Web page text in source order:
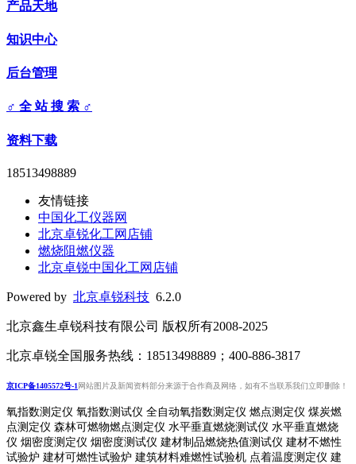
产品天地
知识中心
后台管理
♂ 全 站 搜 索 ♂
资料下载
18513498889
友情链接
中国化工仪器网
北京卓锐化工网店铺
燃烧阻燃仪器
北京卓锐中国化工网店铺
Powered by 北京卓锐科技 6.2.0
北京鑫生卓锐科技有限公司 版权所有2008-2025
北京卓锐全国服务热线：18513498889；400-886-3817
京ICP备1405572号-1网站图片及新闻资料部分来源于合作商及网络，如有不当联系我们立即删除！
氧指数测定仪 氧指数测试仪 全自动氧指数测定仪 燃点测定仪 煤炭燃
点测定仪 森林可燃物燃点测定仪 水平垂直燃烧测试仪 水平垂直燃烧
仪 烟密度测定仪 烟密度测试仪 建材制品燃烧热值测试仪 建材不燃性
试验炉 建材可燃性试验炉 建筑材料难燃性试验机 点着温度测定仪 建